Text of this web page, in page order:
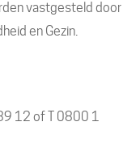
vastgesteld door
en Gezin.
12 of T 0800 1